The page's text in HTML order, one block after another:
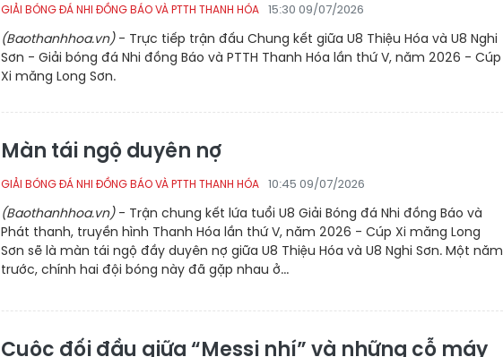
GIẢI BÓNG ĐÁ NHI ĐỒNG BÁO VÀ PTTH THANH HÓA 15:30 09/07/2026
(Baothanhhoa.vn)- Trực tiếp trận đấu Chung kết giữa U8 Thiệu Hóa và U8 Nghi
Sơn - Giải bóng đá Nhi đồng Báo và PTTH Thanh Hóa lần thứ V, năm 2026 - Cúp
Xi măng Long Sơn.
Màn tái ngộ duyên nợ
GIẢI BÓNG ĐÁ NHI ĐỒNG BÁO VÀ PTTH THANH HÓA 10:45 09/07/2026
(Baothanhhoa.vn)- Trận chung kết lứa tuổi U8 Giải Bóng đá Nhi đồng Báo và
Phát thanh, truyền hình Thanh Hóa lần thứ V, năm 2026 - Cúp Xi măng Long
Sơn sẽ là màn tái ngộ đầy duyên nợ giữa U8 Thiệu Hóa và U8 Nghi Sơn. Một năm
trước, chính hai đội bóng này đã gặp nhau ở...
Cuộc đối đầu giữa “Messi nhí” và những cỗ máy